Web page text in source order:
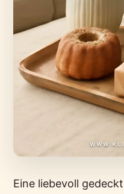
Eine liebevoll